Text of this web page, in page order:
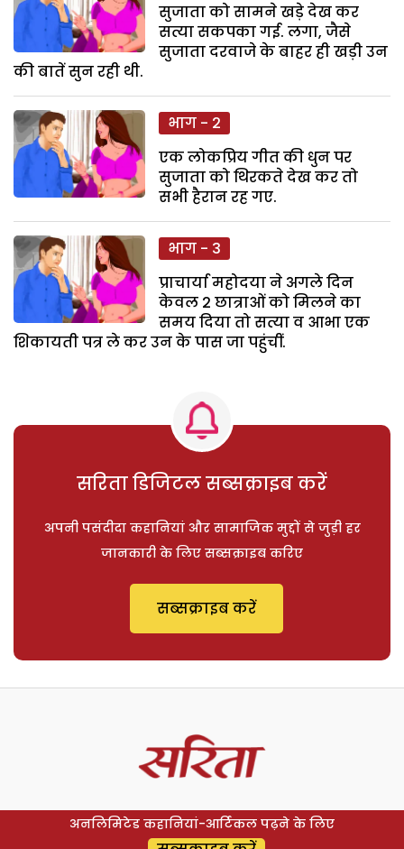
सुजाता को सामने खड़े देख कर
सत्या सकपका गई. लगा, जैसे
सुजाता दरवाजे के बाहर ही खड़ी उन
की बातें सुन रही थी.
भाग - 2
एक लोकप्रिय गीत की धुन पर
सुजाता को थिरकते देख कर तो
सभी हैरान रह गए.
भाग - 3
प्राचार्या महोदया ने अगले दिन
केवल 2 छात्राओं को मिलने का
समय दिया तो सत्या व आभा एक
शिकायती पत्र ले कर उन के पास जा पहुंचीं.
सरिता डिजिटल सब्सक्राइब करें
अपनी पसंदीदा कहानियां और सामाजिक मुद्दों से जुड़ी हर
जानकारी के लिए सब्सक्राइब करिए
सब्सक्राइब करें
अनलिमिटेड कहानियां-आर्टिकल पढ़ने के लिए